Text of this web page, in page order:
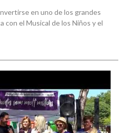
en uno de los grandes
con el Musical de los Niños y el